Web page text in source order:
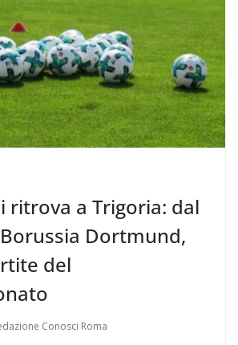
ritrova a Trigoria: dal
Dortmund,
del
Conosci Roma